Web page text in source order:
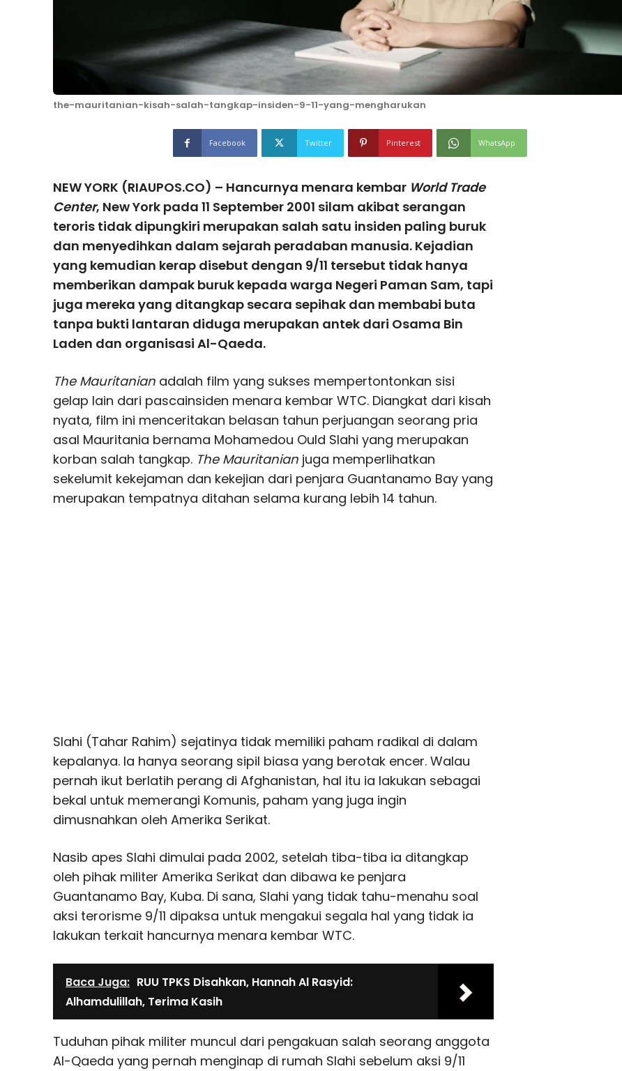
the-mauritanian-kisah-salah-tangkap-insiden-9-11-yang-mengharukan
Facebook Twitter Pinterest WhatsApp
NEW YORK (RIAUPOS.CO) – Hancurnya menara kembar World Trade
Center, New York pada 11 September 2001 silam akibat serangan
teroris tidak dipungkiri merupakan salah satu insiden paling buruk
dan menyedihkan dalam sejarah peradaban manusia. Kejadian
yang kemudian kerap disebut dengan 9/11 tersebut tidak hanya
memberikan dampak buruk kepada warga Negeri Paman Sam, tapi
juga mereka yang ditangkap secara sepihak dan membabi buta
tanpa bukti lantaran diduga merupakan antek dari Osama Bin
Laden dan organisasi Al-Qaeda.
The Mauritanian adalah film yang sukses mempertontonkan sisi
gelap lain dari pascainsiden menara kembar WTC. Diangkat dari kisah
nyata, film ini menceritakan belasan tahun perjuangan seorang pria
asal Mauritania bernama Mohamedou Ould Slahi yang merupakan
korban salah tangkap. The Mauritanian juga memperlihatkan
sekelumit kekejaman dan kekejian dari penjara Guantanamo Bay yang
merupakan tempatnya ditahan selama kurang lebih 14 tahun.
Slahi (Tahar Rahim) sejatinya tidak memiliki paham radikal di dalam
kepalanya. Ia hanya seorang sipil biasa yang berotak encer. Walau
pernah ikut berlatih perang di Afghanistan, hal itu ia lakukan sebagai
bekal untuk memerangi Komunis, paham yang juga ingin
dimusnahkan oleh Amerika Serikat.
Nasib apes Slahi dimulai pada 2002, setelah tiba-tiba ia ditangkap
oleh pihak militer Amerika Serikat dan dibawa ke penjara
Guantanamo Bay, Kuba. Di sana, Slahi yang tidak tahu-menahu soal
aksi terorisme 9/11 dipaksa untuk mengakui segala hal yang tidak ia
lakukan terkait hancurnya menara kembar WTC.
Baca Juga: RUU TPKS Disahkan, Hannah Al Rasyid:
Alhamdulillah, Terima Kasih
Tuduhan pihak militer muncul dari pengakuan salah seorang anggota
Al-Qaeda yang pernah menginap di rumah Slahi sebelum aksi 9/11